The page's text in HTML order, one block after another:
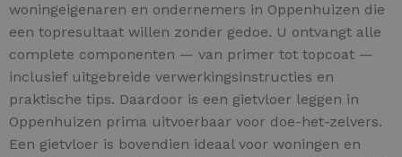
woningeigenaren en ondernemers in Oppenhuizen die
een topresultaat willen zonder gedoe. U ontvangt alle
complete componenten — van primer tot topcoat —
inclusief uitgebreide verwerkingsinstructies en
praktische tips. Daardoor is een gietvloer leggen in
Oppenhuizen prima uitvoerbaar voor doe-het-zelvers.
Een gietvloer is bovendien ideaal voor woningen en